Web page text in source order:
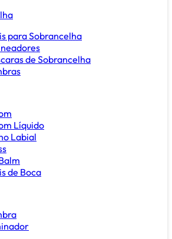
para Sobrancelha
de Sobrancelha
Líquido
Labial
de Boca